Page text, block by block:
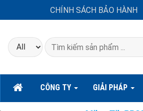
CHÍNH SÁCH BẢO HÀNH
Tìm
kiếm:
CÔNG TY GIẢI PHÁP